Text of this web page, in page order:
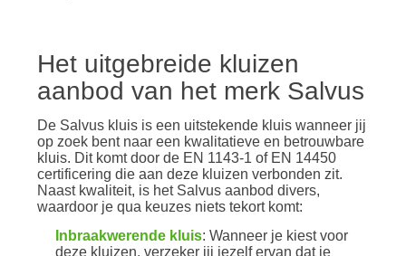
Het uitgebreide kluizen
aanbod van het merk Salvus
De Salvus kluis is een uitstekende kluis wanneer jij
op zoek bent naar een kwalitatieve en betrouwbare
kluis. Dit komt door de EN 1143-1 of EN 14450
certificering die aan deze kluizen verbonden zit.
Naast kwaliteit, is het Salvus aanbod divers,
waardoor je qua keuzes niets tekort komt:
Inbraakwerende kluis: Wanneer je kiest voor
deze kluizen, verzeker jij jezelf ervan dat je